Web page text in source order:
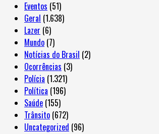
Eventos (51)
Geral (1.638)
Lazer (6)
Mundo (7)
Notícias do Brasil (2)
Ocorrências (3)
Polícia (1.321)
Política (196)
Saúde (155)
Trânsito (672)
Uncategorized (96)